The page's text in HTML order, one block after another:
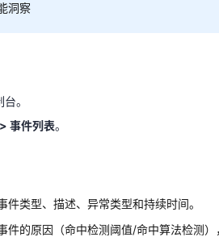
之旅
事件列表
件类型、描述、异常类型和持续时间。
件的原因（命中检测阈值/命中算法检测）
洞察
。
事件列表。
类型、描述、异常类型和持续时间。
件的原因（命中检测阈值/命中算法检测